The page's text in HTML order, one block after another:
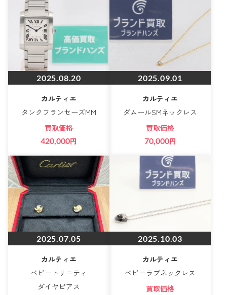
2025.08.20
カルティエ
タンクフランセーズMM
買取価格
420,000円
2025.09.01
カルティエ
ダムールSMネックレス
買取価格
70,000円
2025.07.05
カルティエ
ベビートリニティ
ダイヤピアス
2025.10.03
カルティエ
ベビーラブネックレス
買取価格